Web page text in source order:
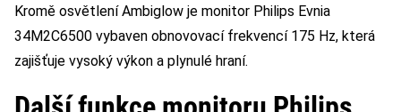
Kromě osvětlení Ambiglow je monitor Philips Evnia
34M2C6500 vybaven obnovovací frekvencí 175 Hz, která
zajišťuje vysoký výkon a plynulé hraní.